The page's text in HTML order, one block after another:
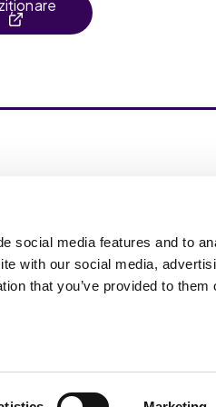
social media features and to
with our social media,
that you’ve provided to them
de îngrijire